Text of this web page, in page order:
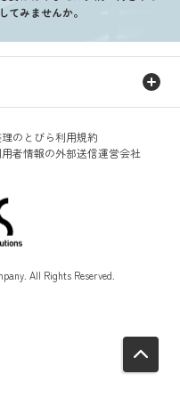
てみませんか。
のとびら利用規約
者情報の外部送信運営会社
All Rights Reserved.